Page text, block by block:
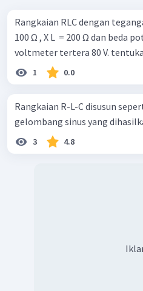
Rangkaian RLC dengan
100 Ω , X L ​ = 200 Ω dan beda
voltmeter tertera 80 V.
1 0.0
Rangkaian R-L-C disusun seperti
gelombang sinus yang
3 4.8